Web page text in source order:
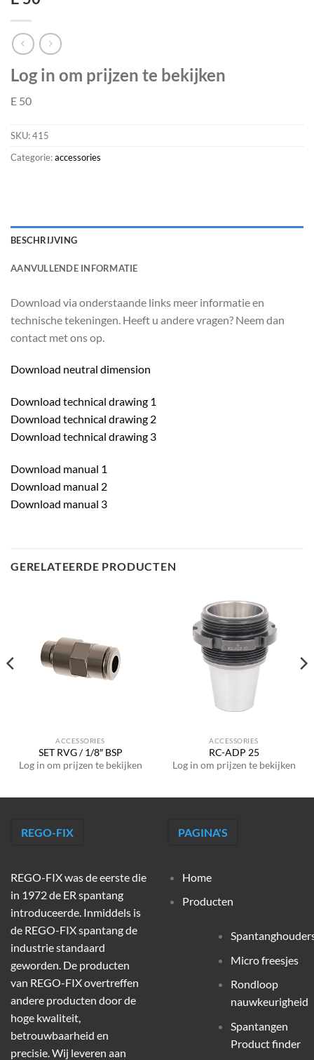
Log in om prijzen te bekijken
E 50
SKU:415
Categorie:accessories
BESCHRIJVING
AANVULLENDE INFORMATIE
Download via onderstaande links meer informatie en
technische tekeningen. Heeft u andere vragen? Neem dan
contact met ons op.
Download neutral dimension
Download technical drawing 1
Download technical drawing 2
Download technical drawing 3
Download manual 1
Download manual 2
Download manual 3
GERELATEERDE PRODUCTEN
ACCESSORIES
SET RVG / 1/8″ BSP
Log in om prijzen te bekijken
ACCESSORIES
RC-ADP 25
Log in om prijzen te bekijken
REGO-FIX
REGO-FIX was de eerste die
in 1972 de ER spantang
introduceerde. Inmiddels is
de REGO-FIX spantang de
industrie standaard
geworden. De producten
van REGO-FIX overtreffen
andere producten door de
hoge kwaliteit,
betrouwbaarheid en
precisie. Wij leveren aan
PAGINA'S
Home
Producten
Micro freesjes
Rondloop
nauwkeurigheid
Spantangen
Product finder